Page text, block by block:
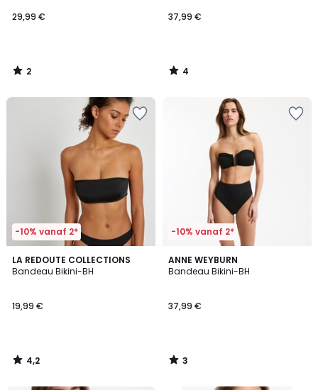
29,99 €
2
/
37,99 €
4
/
-10% vanaf 2*
LA REDOUTE COLLECTIONS
Bandeau Bikini-BH
19,99 €
4,2
/ 5
4,2
/
-10% vanaf 2*
ANNE WEYBURN
Bandeau Bikini-BH
37,99 €
3
/
3
/